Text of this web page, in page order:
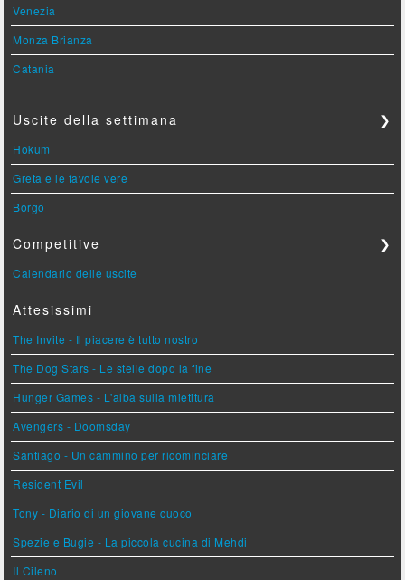
Venezia
Monza Brianza
Catania
Uscite della settimana ❯
Hokum
Greta e le favole vere
Borgo
Competitive ❯
Calendario delle uscite
Attesissimi
The Invite - Il piacere è tutto nostro
The Dog Stars - Le stelle dopo la fine
Hunger Games - L'alba sulla mietitura
Avengers - Doomsday
Santiago - Un cammino per ricominciare
Resident Evil
Tony - Diario di un giovane cuoco
Spezie e Bugie - La piccola cucina di Mehdi
Il Cileno